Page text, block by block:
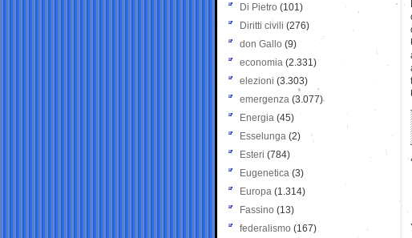
Di Pietro (101)
Diritti civili (276)
don Gallo (9)
economia (2.331)
elezioni (3.303)
emergenza (3.077)
Energia (45)
Esselunga (2)
Esteri (784)
Eugenetica (3)
Europa (1.314)
Fassino (13)
federalismo (167)